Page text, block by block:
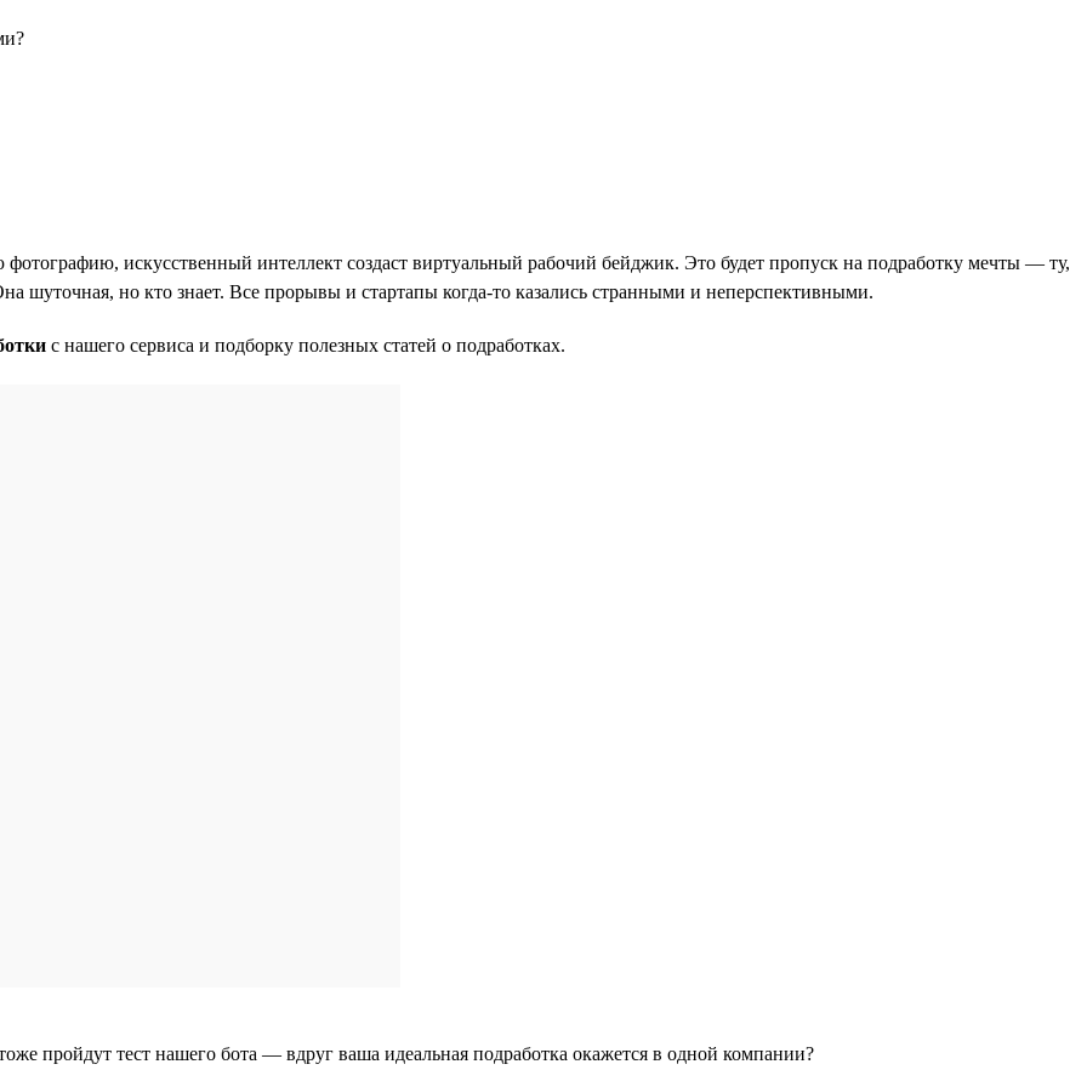
фотографию, искусственный интеллект создаст виртуальный рабочий бейджик. Это будет пропуск на подработку мечты — ту,
шуточная, но кто знает. Все прорывы и стартапы когда-то казались странными и неперспективными.
с нашего сервиса и подборку полезных статей о подработках.
пройдут тест нашего бота — вдруг ваша идеальная подработка окажется в одной компании?